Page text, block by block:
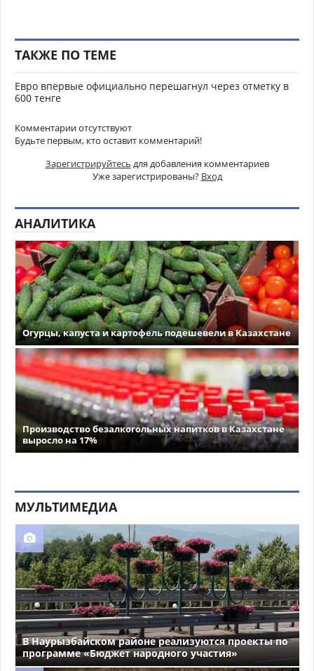
ТАКЖЕ ПО ТЕМЕ
Евро впервые официально перешагнул через отметку в
600 тенге
Комментарии отсутствуют
Будьте первым, кто оставит комментарий!
Зарегистрируйтесь для добавления комментариев
Уже зарегистрированы? Вход
АНАЛИТИКА
Огурцы, капуста и картофель подешевели в Казахстане
Производство безалкогольных напитков в Казахстане
выросло на 17%
МУЛЬТИМЕДИА
В Наурызбайском районе реализуются проекты по
программе «Бюджет народного участия»